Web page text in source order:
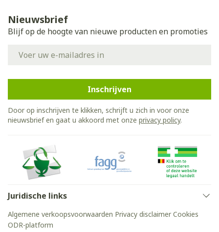
Nieuwsbrief
Blijf op de hoogte van nieuwe producten en promoties
Inschrijven
Door op inschrijven te klikken, schrijft u zich in voor onze
nieuwsbrief en gaat u akkoord met onze privacy policy.
Juridische links
Algemene verkoopsvoorwaarden Privacy disclaimer Cookies
ODR-platform